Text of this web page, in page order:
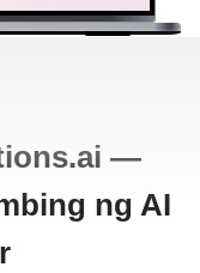
—
ng AI